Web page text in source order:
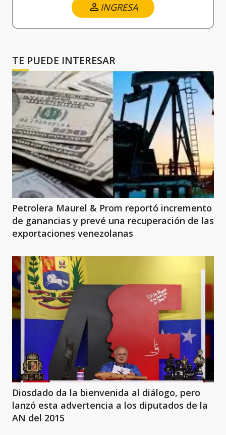
INGRESA
TE PUEDE INTERESAR
Petrolera Maurel & Prom reportó incremento
de ganancias y prevé una recuperación de las
exportaciones venezolanas
Diosdado da la bienvenida al diálogo, pero
lanzó esta advertencia a los diputados de la
AN del 2015